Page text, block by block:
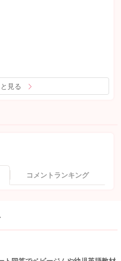
見る
コメントランキング